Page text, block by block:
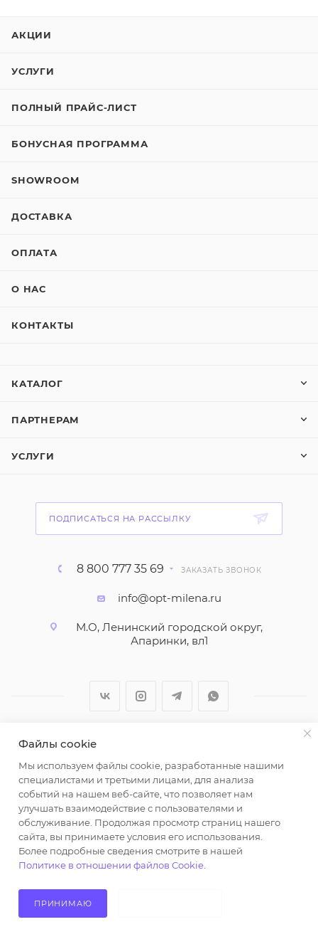
АКЦИИ
УСЛУГИ
ПОЛНЫЙ ПРАЙС-ЛИСТ
БОНУСНАЯ ПРОГРАММА
SHOWROOM
ДОСТАВКА
ОПЛАТА
О НАС
КОНТАКТЫ
КАТАЛОГ
ПАРТНЕРАМ
УСЛУГИ
ПОДПИСАТЬСЯ НА РАССЫЛКУ
8 800 777 35 69 ЗАКАЗАТЬ ЗВОНОК
info@opt-milena.ru
М.О, Ленинский городской округ,
Апаринки, вл1
2026 © ООО "Вайт Текстиль групп"
Любая информация на сайте носит справочный
характер и не является публичной офертой
определяемой положениями пункта 2 статьи 437
Гражданского кодекса Российской Федерации.
Использование любых материалов, опубликованных
на https://opt-milena.ru, допустимо только при
наличии письменного разрешения редакции и
активной ссылки на https://opt-milena.ru
Файлы cookie
Мы используем файлы cookie, разработанные нашими
специалистами и третьими лицами, для анализа
событий на нашем веб-сайте, что позволяет нам
улучшать взаимодействие с пользователями и
обслуживание. Продолжая просмотр страниц нашего
сайта, вы принимаете условия его использования.
Более подробные сведения смотрите в нашей
Политике в отношении файлов Cookie
ПРИНИМАЮ